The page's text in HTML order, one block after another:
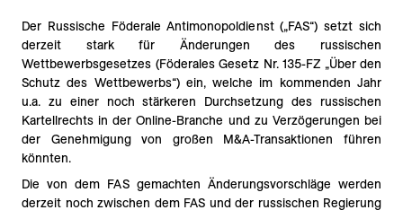
Der Russische Föderale Antimonopoldienst („FAS“) setzt sich
derzeit stark für Änderungen des russischen
Wettbewerbsgesetzes (Föderales Gesetz Nr. 135-FZ „Über den
Schutz des Wettbewerbs“) ein, welche im kommenden Jahr
u.a. zu einer noch stärkeren Durchsetzung des russischen
Kartellrechts in der Online-Branche und zu Verzögerungen bei
der Genehmigung von großen M&A-Transaktionen führen
könnten.
Die von dem FAS gemachten Änderungsvorschläge werden
derzeit noch zwischen dem FAS und der russischen Regierung